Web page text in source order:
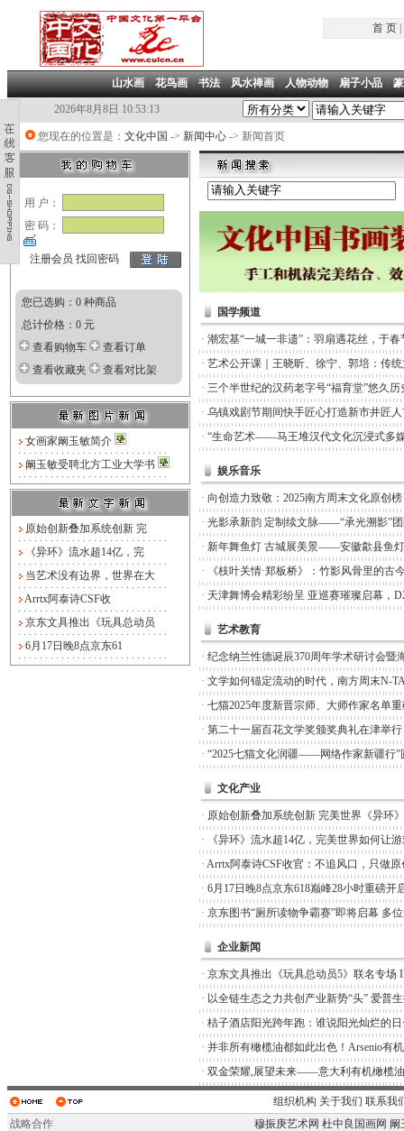
首 页|
山水画|花鸟画|书法|风水禅画|人物动物|扇子小品|
2026年8月8日 10:53:13
您现在的位置是： 文化中国 -> 新闻中心 -> 新闻首页
用 户：
密 码：
注册会员 找回密码
您已选购：0 种商品
总计价格：0 元
查看购物车
查看订单
查看收藏夹
查看对比架
女画家阚玉敏简介
阚玉敏受聘北方工业大学书
原始创新叠加系统创新 完
《异环》流水超14亿，完
当艺术没有边界，世界在大
Arrtx阿泰诗CSF收
京东文具推出《玩具总动员
6月17日晚8点京东61
国学频道
· 潮宏基“一城一非遗”：羽扇遇花丝，于
· 艺术公开课｜王晓昕、徐宁、郭培：传
· 三个半世纪的汉药老字号“福育堂”悠久历
· 乌镇戏剧节期间快手匠心打造新市井匠
· “生命艺术——马王堆汉代文化沉浸式多
娱乐音乐
· 向创造力致敬：2025南方周末文化原创
· 光影承新韵 定制续文脉——“承光溯影”
· 新年舞鱼灯 古城展美景——安徽歙县鱼
·
《枝叶关情·郑板桥》：竹影风骨里的古
· 天津舞博会精彩纷呈 亚巡赛璀璨启幕，
艺术教育
· 纪念纳兰性德诞辰370周年学术研讨会暨
· 文学如何锚定流动的时代，南方周末N-
· 七猫2025年度新晋宗师、大师作家名单
· 第二十一届百花文学奖颁奖典礼在津举行
· “2025七猫文化润疆——网络作家新疆行”
文化产业
· 原始创新叠加系统创新 完美世界《异环
·
《异环》流水超14亿，完美世界如何让游
· Arrtx阿泰诗CSF收官：不追风口，只做原
· 6月17日晚8点京东618巅峰28小时重磅开
· 京东图书“厕所读物争霸赛”即将启幕 多
企业新闻
· 京东文具推出《玩具总动员5》联名专场
· 以全链生态之力共创产业新势“头” 爱普
· 桔子酒店阳光跨年跑：谁说阳光灿烂的
· 并非所有橄榄油都如此出色！Arsenio有
· 双金荣耀,展望未来——意大利有机橄榄
组织机构 关于我们 联系我
战略合作
穆振庚艺术网 杜中良国画网 阚